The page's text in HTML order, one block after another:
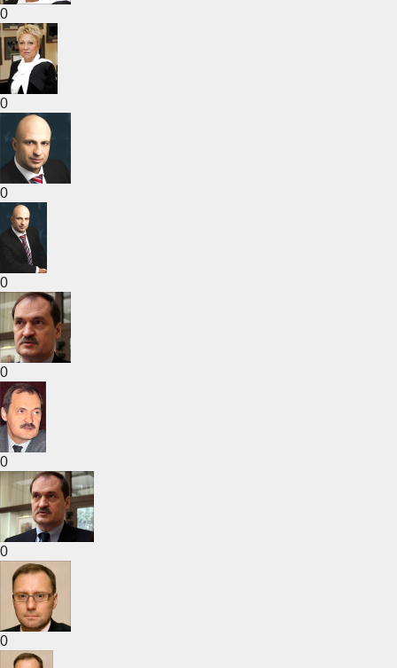
0
0
0
0
0
0
0
0